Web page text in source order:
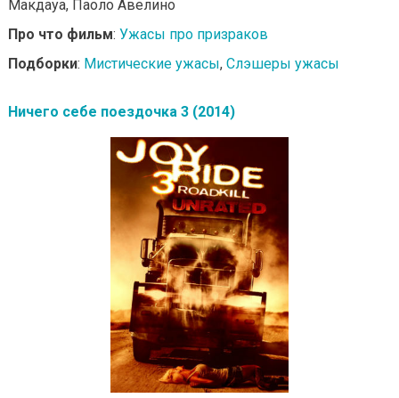
Макдауа, Паоло Авелино
Про что фильм: Ужасы про призраков
Подборки: Мистические ужасы, Слэшеры ужасы
Ничего себе поездочка 3 (2014)